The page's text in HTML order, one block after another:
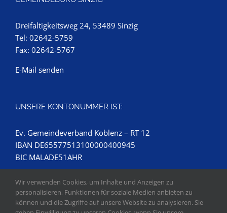
Dreifaltigkeitsweg 24, 53489 Sinzig
Tel: 02642-5759
Fax: 02642-5767
E-Mail senden
UNSERE KONTONUMMER IST:
Ev. Gemeindeverband Koblenz – RT 12
IBAN DE65577513100000400945
BIC MALADE51AHR
Wir verwenden Cookies, um Inhalte und Anzeigen zu
personalisieren, Funktionen für soziale Medien anbieten zu
können und die Zugriffe auf unsere Website zu analysieren. Sie